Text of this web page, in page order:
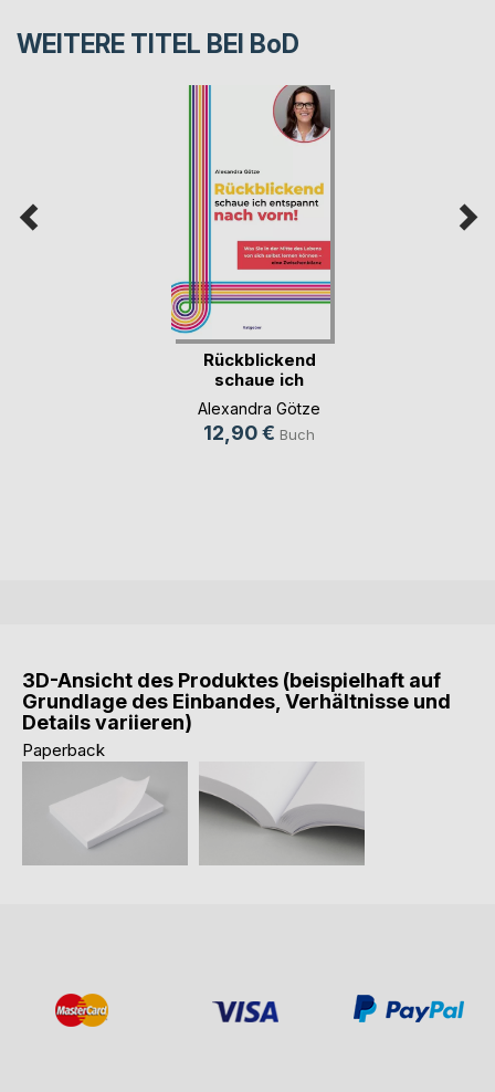
WEITERE TITEL BEI BoD
Rückblickend
schaue ich
entspannt (...)
Alexandra Götze
12,90 € Buch
3D-Ansicht des Produktes (beispielhaft auf
Grundlage des Einbandes, Verhältnisse und
Details variieren)
Paperback